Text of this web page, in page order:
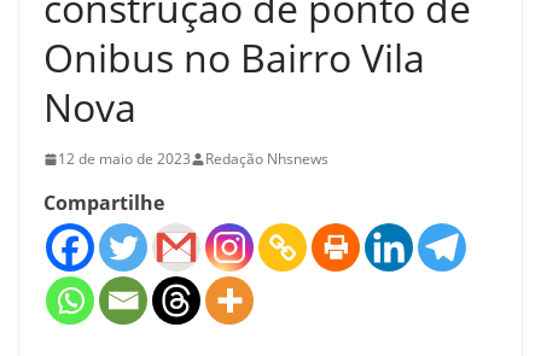
Onibus no Bairro Vila
Nova
12 de maio de 2023 Redação Nhsnews
Compartilhe